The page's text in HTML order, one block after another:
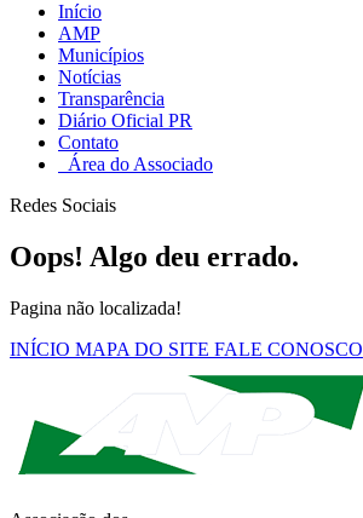
Início
AMP
Municípios
Notícias
Transparência
Diário Oficial PR
Contato
Área do Associado
Redes Sociais
Oops! Algo deu errado.
Pagina não localizada!
INÍCIO MAPA DO SITE FALE CONOSCO